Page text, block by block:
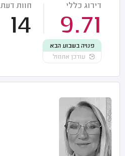
דירוג כללי
9.71
חוות דעת
14
פנויה בשבוע הבא
עודכן אתמול